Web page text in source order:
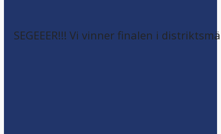
SEGEEER!!! Vi vinner finalen i